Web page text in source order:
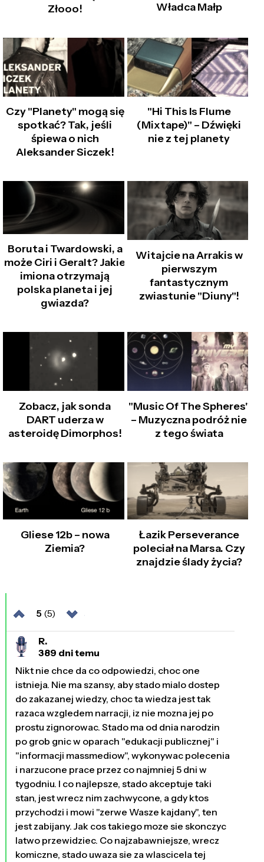
Złooo!
Władca Małp
Czy "Planety" mogą się
spotkać? Tak, jeśli
śpiewa o nich
Aleksander Siczek!
"Hi This Is Flume
(Mixtape)" – Dźwięki
nie z tej planety
Boruta i Twardowski, a
może Ciri i Geralt? Jakie
imiona otrzymają
polska planeta i jej
gwiazda?
Witajcie na Arrakis w
pierwszym
fantastycznym
zwiastunie "Diuny"!
Zobacz, jak sonda
DART uderza w
asteroidę Dimorphos!
"Music Of The Spheres"
– Muzyczna podróż nie
z tego świata
Gliese 12b – nowa
Ziemia?
Łazik Perseverance
poleciał na Marsa. Czy
znajdzie ślady życia?
5 (5)
R.
389 dni temu
Nikt nie chce da co odpowiedzi, choc one
istnieja. Nie ma szansy, aby stado mialo dostep
do zakazanej wiedzy, choc ta wiedza jest tak
razaca wzgledem narracji, iz nie mozna jej po
prostu zignorowac. Stado ma od dnia narodzin
po grob gnic w oparach "edukacji publicznej" i
"informacji massmediow", wykonywac polecenia
i narzucone prace przez co najmniej 5 dni w
tygodniu. I co najlepsze, stado akceptuje taki
stan, jest wrecz nim zachwycone, a gdy ktos
przychodzi i mowi "zerwe Wasze kajdany", ten
jest zabijany. Jak cos takiego moze sie skonczyc
latwo przewidziec. Co najzabawniejsze, wrecz
komiczne, stado uwaza sie za wlascicela tej